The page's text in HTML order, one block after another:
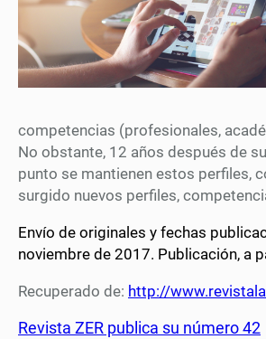
competencias (profesionales,
No obstante, 12 años después de
punto se mantienen estos perfiles,
surgido nuevos perfiles,
Envío de originales y fechas
noviembre de 2017. Publicación, a
Recuperado de: http://
Revista ZER publica su número 42